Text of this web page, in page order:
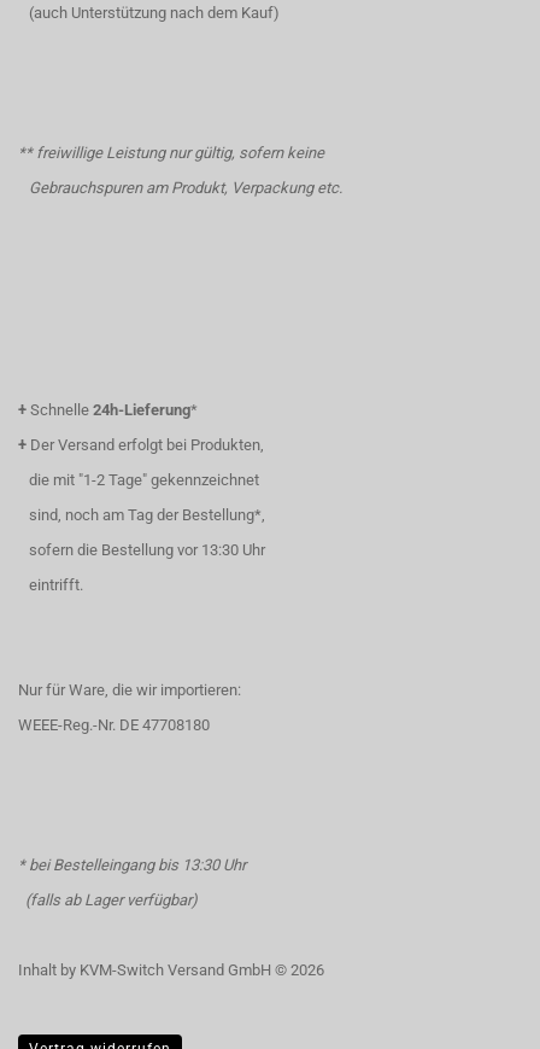
(auch Unterstützung nach dem Kauf)
** freiwillige Leistung nur gültig, sofern keine
Gebrauchspuren am Produkt, Verpackung etc.
+ Schnelle 24h-Lieferung*
+ Der Versand erfolgt bei Produkten,
die mit "1-2 Tage" gekennzeichnet
sind, noch am Tag der Bestellung*,
sofern die Bestellung vor 13:30 Uhr
eintrifft.
Nur für Ware, die wir importieren:
WEEE-Reg.-Nr. DE 47708180
* bei Bestelleingang bis 13:30 Uhr
(falls ab Lager verfügbar)
Inhalt by KVM-Switch Versand GmbH © 2026